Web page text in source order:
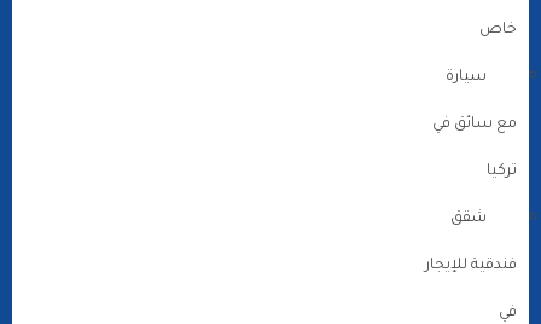
خاص
سيارة
مع سائق في
تركيا
شقق
فندقية للإيجار
في